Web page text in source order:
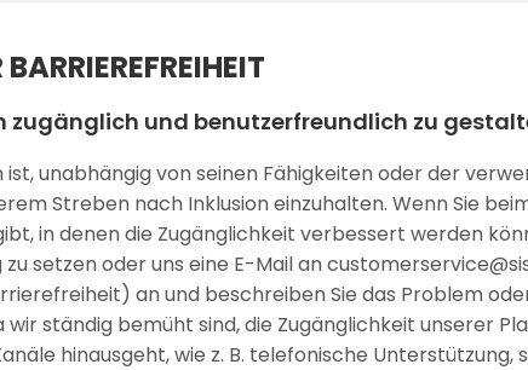
zugänglich und benutzerfreundlich zu
unabhängig von seinen Fähigkeiten oder der
Streben nach Inklusion einzuhalten. Wenn Sie
in denen die Zugänglichkeit verbessert werden
setzen oder uns eine E-Mail an
an und beschreiben Sie das Problem
ständig bemüht sind, die Zugänglichkeit unserer
hinausgeht, wie z. B. telefonische Unterstützung,